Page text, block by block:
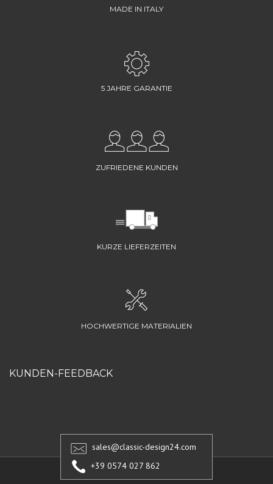
MADE IN ITALY
5 JAHRE GARANTIE
ZUFRIEDENE KUNDEN
KURZE LIEFERZEITEN
HOCHWERTIGE MATERIALIEN
KUNDEN-FEEDBACK
sales@classic-design24.com
+39 0574 027 862